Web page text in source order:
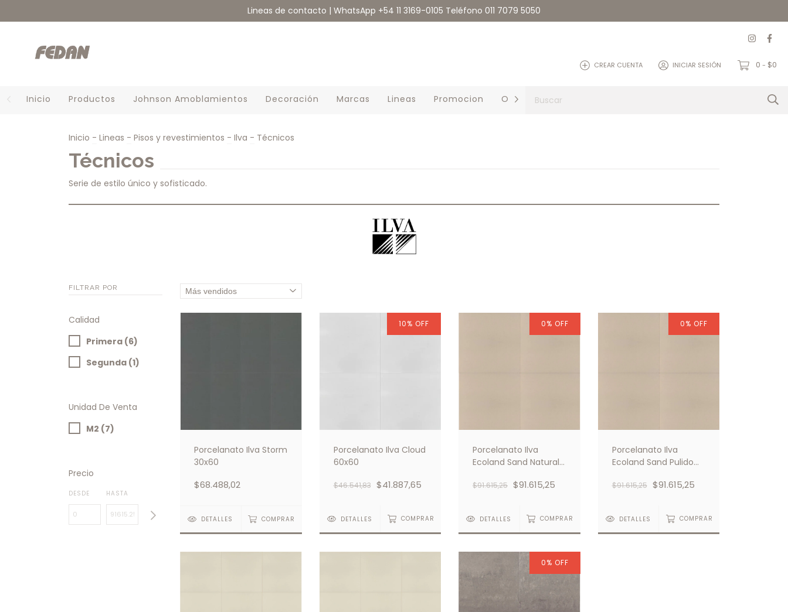
Lineas de contacto | WhatsApp +54 11 3169-0105 Teléfono 011 7079 5050
CREAR CUENTA INICIAR SESIÓN 0 - $0
Inicio Productos Johnson Amoblamientos Decoración Marcas Lineas Promocion Outlet Quienes somos
Inicio - Lineas - Pisos y revestimientos - Ilva - Técnicos
Técnicos
Serie de estilo único y sofisticado.
FILTRAR POR
Calidad
Primera (6)
Segunda (1)
Unidad De Venta
M2 (7)
Precio
DESDE HASTA
Porcelanato Ilva Storm
30x60
$68.488,02
DETALLES COMPRAR
10% OFF
Porcelanato Ilva Cloud
60x60
$46.541,83 $41.887,65
DETALLES COMPRAR
0% OFF
Porcelanato Ilva
Ecoland Sand Natural
$91.615,25 $91.615,25
DETALLES COMPRAR
0% OFF
Porcelanato Ilva
Ecoland Sand Pulido
$91.615,25 $91.615,25
DETALLES COMPRAR
0% OFF